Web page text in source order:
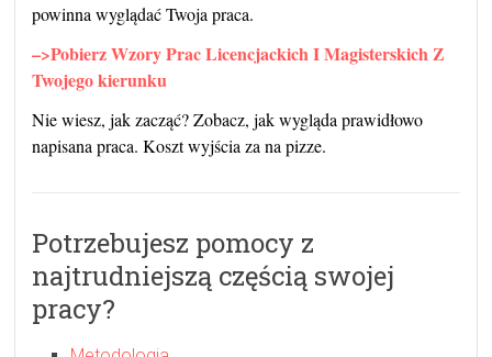
powinna wyglądać Twoja praca.
–>Pobierz Wzory Prac Licencjackich I Magisterskich Z
Twojego kierunku
Nie wiesz, jak zacząć? Zobacz, jak wygląda prawidłowo
napisana praca. Koszt wyjścia za na pizze.
Potrzebujesz pomocy z
najtrudniejszą częścią swojej
pracy?